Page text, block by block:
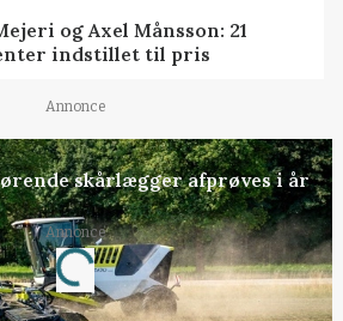
og Axel Månsson: 21
indstillet til pris
Annonce
skårlægger afprøves i år
Annonce
Loading...